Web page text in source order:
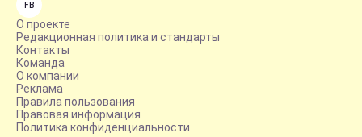
FB
О проекте
Редакционная политика и стандарты
Контакты
Команда
О компании
Реклама
Правила пользования
Правовая информация
Политика конфиденциальности